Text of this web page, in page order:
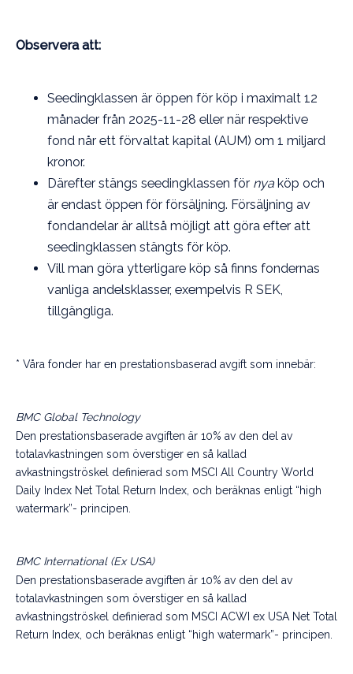
Observera att:
Seedingklassen är öppen för köp i maximalt 12
månader från 2025-11-28 eller när respektive
fond når ett förvaltat kapital (AUM) om 1 miljard
kronor.
Därefter stängs seedingklassen för nya köp och
är endast öppen för försäljning. Försäljning av
fondandelar är alltså möjligt att göra efter att
seedingklassen stängts för köp.
Vill man göra ytterligare köp så finns fondernas
vanliga andelsklasser, exempelvis R SEK,
tillgängliga.
* Våra fonder har en prestationsbaserad avgift som innebär:
BMC Global Technology
Den prestationsbaserade avgiften är 10% av den del av
totalavkastningen som överstiger en så kallad
avkastningströskel definierad som MSCI All Country World
Daily Index Net Total Return Index , och beräknas enligt “high
watermark”- principen.
BMC International (Ex USA)
Den prestationsbaserade avgiften är 10% av den del av
totalavkastningen som överstiger en så kallad
avkastningströskel definierad som MSCI ACWI ex USA Net Total
Return Index, och beräknas enligt “high watermark”- principen.